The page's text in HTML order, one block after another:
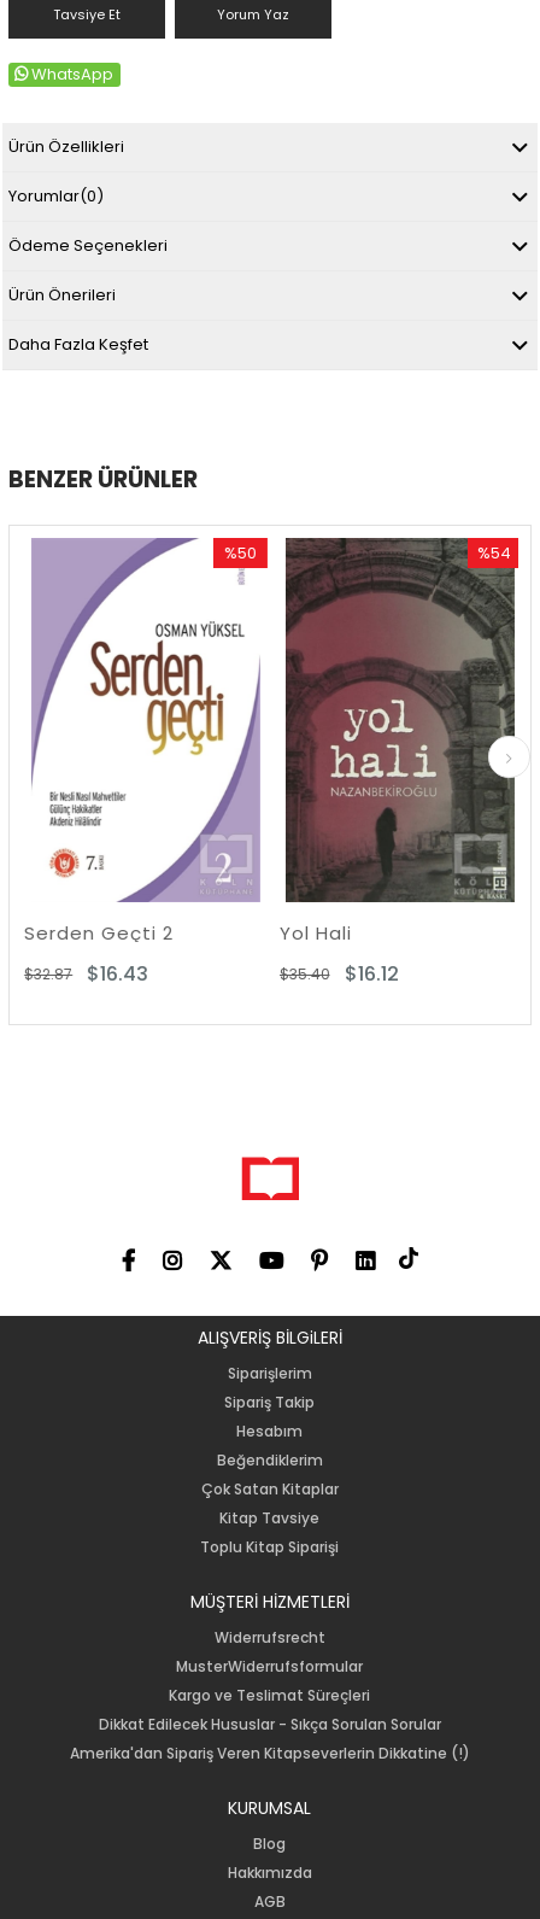
Tavsiye Et Yorum Yaz
WhatsApp
Ürün Özellikleri
Yorumlar(0)
Ödeme Seçenekleri
Ürün Önerileri
Daha Fazla Keşfet
BENZER ÜRÜNLER
Geçti 2
$16.43
%50
Yol Hali
$16.12
%54
İndirim
%54İndirim
ALIŞVERİŞ BİLGiLERİ
Siparişlerim
Sipariş Takip
Hesabım
Beğendiklerim
Çok Satan Kitaplar
Kitap Tavsiye
Toplu Kitap Siparişi
MÜŞTERİ HİZMETLERİ
Widerrufsrecht
MusterWiderrufsformular
Kargo ve Teslimat Süreçleri
Dikkat Edilecek Hususlar - Sıkça Sorulan Sorular
Amerika'dan Sipariş Veren Kitapseverlerin Dikkatine (!)
KURUMSAL
Blog
Hakkımızda
AGB